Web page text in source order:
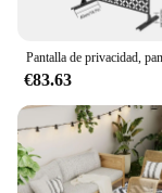
€83.63